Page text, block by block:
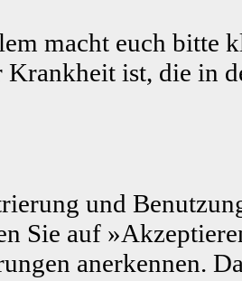
macht euch bitte
Krankheit ist, die in
und
Sie auf
anerkennen.